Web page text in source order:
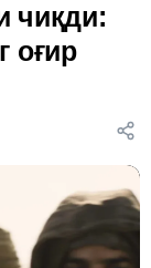
чиқди:
оғир